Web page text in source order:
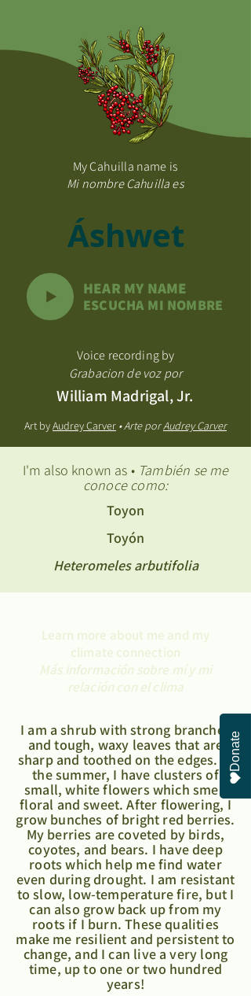
My Cahuilla name is
Mi nombre Cahuilla es
Áshwet
HEAR MY NAME
ESCUCHA MI NOMBRE
Voice recording by
Grabacion de voz por
William Madrigal, Jr.
Art byAudrey Carver • Arte porAudrey Carver
I'm also known as • También se me
conoce como:
Toyon
Toyón
Heteromeles arbutifolia
Learn more about me and my
climate connection
Más información sobre mí y mi
relación con el clima
I am a shrub with strong branches
and tough, waxy leaves that are
sharp and toothed on the edges. In
the summer, I have clusters of
small, white flowers which smell
floral and sweet. After flowering, I
grow bunches of bright red berries.
My berries are coveted by birds,
coyotes, and bears. I have deep
roots which help me find water
even during drought. I am resistant
to slow, low-temperature fire, but I
can also grow back up from my
roots if I burn. These qualities
make me resilient and persistent to
change, and I can live a very long
time, up to one or two hundred
years!
Donate